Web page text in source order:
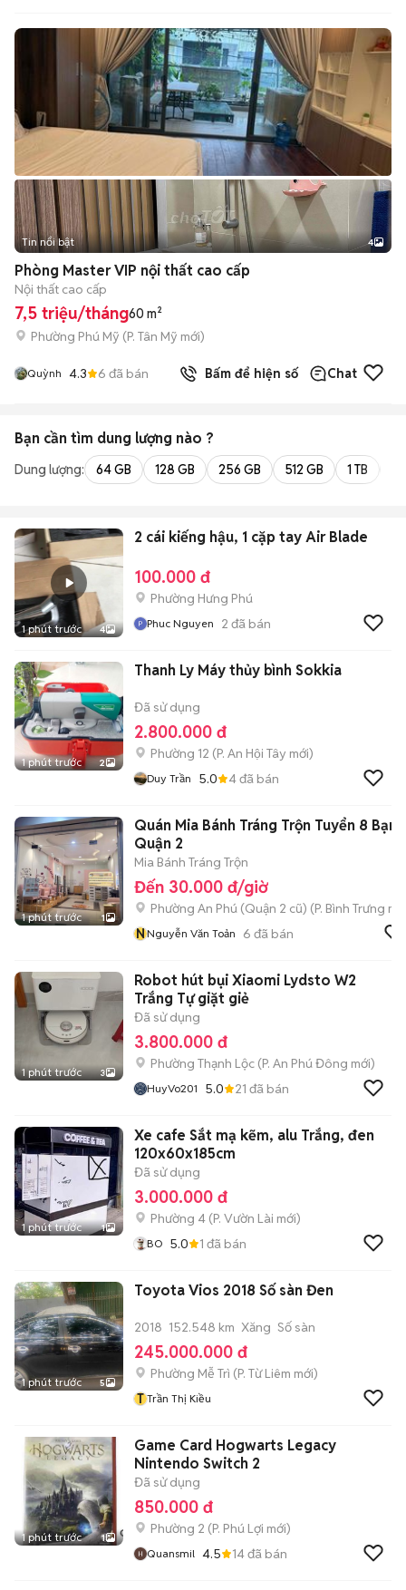
Tin nổi bật 4
Phòng Master VIP nội thất cao cấp
Nội thất cao cấp
7,5 triệu/tháng60 m²
Phường Phú Mỹ (P. Tân Mỹ mới)
Quỳnh 4.3 6 đã bán Bấm để hiện số Chat
Bạn cần tìm dung lượng nào ?
Dung lượng: 64 GB 128 GB 256 GB 512 GB 1 TB
1 phút trước 4
2 cái kiếng hậu, 1 cặp tay Air Blade
100.000 đ
Phường Hưng Phú
Phuc Nguyen 2 đã bán
1 phút trước 2
Thanh Ly Máy thủy bình Sokkia
Đã sử dụng
2.800.000 đ
Phường 12 (P. An Hội Tây mới)
Duy Trần 5.0 4đã bán
1 phút trước 1
Quán Mia Bánh Tráng Trộn Tuyển 8 Bạn
Quận 2
Mia Bánh Tráng Trộn
Đến 30.000 đ/giờ
Phường An Phú (Quận 2 cũ) (P. Bình Trưng
NNguyễn Văn Toản 6 đã bán
1 phút trước 3
Robot hút bụi Xiaomi Lydsto W2
Trắng Tự giặt giẻ
Đã sử dụng
3.800.000 đ
Phường Thạnh Lộc (P. An Phú Đông mới)
HuyVo201 5.0 21 đã bán
1 phút trước 1
Xe cafe Sắt mạ kẽm, alu Trắng, đen
120x60x185cm
Đã sử dụng
3.000.000 đ
Phường 4 (P. Vườn Lài mới)
BO 5.0 1 đã bán
1 phút trước 5
Toyota Vios 2018 Số sàn Đen
2018 152.548 km Xăng Số sàn
245.000.000 đ
Phường Mễ Trì (P. Từ Liêm mới)
T Trần Thị Kiều
1 phút trước 1
Game Card Hogwarts Legacy
Nintendo Switch 2
Đã sử dụng
850.000 đ
Phường 2 (P. Phú Lợi mới)
Quansmil 4.5 14đã bán